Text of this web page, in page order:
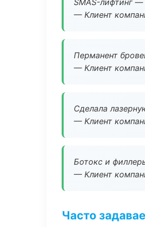
SMAS-лифтинг —
— Клиент
Перманент
— Клиент
Сделала
— Клиент
Ботокс и
— Клиент
Часто